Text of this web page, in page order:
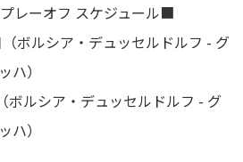
レーオフ スケジュール■
ボルシア・デュッセルドルフ - グ
ハ）
ボルシア・デュッセルドルフ - グ
ハ）